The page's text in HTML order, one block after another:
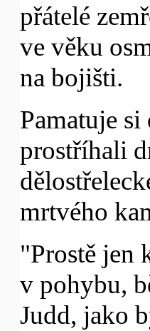
přátelé
ve věku
na bojišti.
Pamatuje
prostříhali
mrtvého
"Prostě jen
v pohybu,
Judd, jako